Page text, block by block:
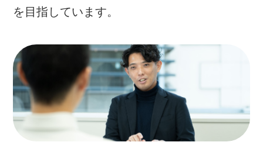
を目指しています。